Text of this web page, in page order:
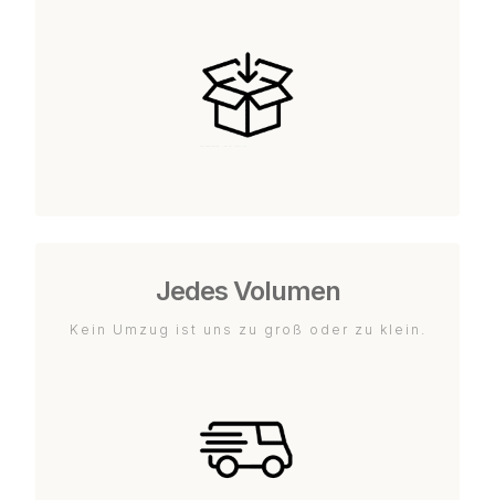
Jedes Volumen
Kein Umzug ist uns zu groß oder zu klein.